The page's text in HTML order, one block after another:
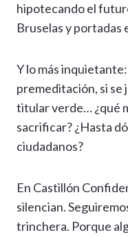
hipotecando el
Bruselas y portadas
Y lo más
premeditación, si se
titular verde… ¿qué
sacrificar? ¿Hasta
ciudadanos?
En Castillón
silencian.
trinchera. Porque